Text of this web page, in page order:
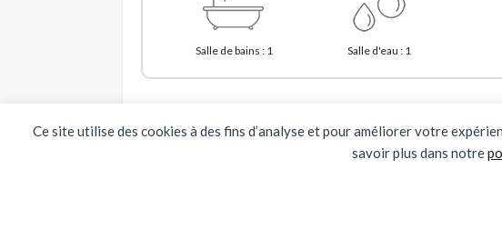
Ce site utilise des cookies à des fins d’analyse et pour améliorer votre
savoir plus dans notre
Salle de bains : 1 Salle d'eau : 1
363 800 €